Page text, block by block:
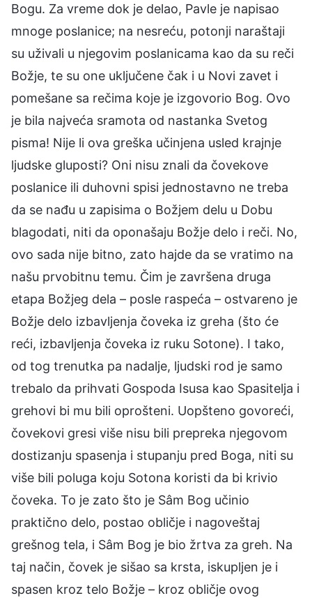
Bogu. Za vreme dok je delao, Pavle je napisao
mnoge poslanice; na nesreću, potonji naraštaji
su uživali u njegovim poslanicama kao da su reči
Božje, te su one uključene čak i u Novi zavet i
pomešane sa rečima koje je izgovorio Bog. Ovo
je bila najveća sramota od nastanka Svetog
pisma! Nije li ova greška učinjena usled krajnje
ljudske gluposti? Oni nisu znali da čovekove
poslanice ili duhovni spisi jednostavno ne treba
da se nađu u zapisima o Božjem delu u Dobu
blagodati, niti da oponašaju Božje delo i reči. No,
ovo sada nije bitno, zato hajde da se vratimo na
našu prvobitnu temu. Čim je završena druga
etapa Božjeg dela – posle raspeća – ostvareno je
Božje delo izbavljenja čoveka iz greha (što će
reći, izbavljenja čoveka iz ruku Sotone). I tako,
od tog trenutka pa nadalje, ljudski rod je samo
trebalo da prihvati Gospoda Isusa kao Spasitelja i
grehovi bi mu bili oprošteni. Uopšteno govoreći,
čovekovi gresi više nisu bili prepreka njegovom
dostizanju spasenja i stupanju pred Boga, niti su
više bili poluga koju Sotona koristi da bi krivio
čoveka. To je zato što je Sâm Bog učinio
praktično delo, postao obličje i nagoveštaj
grešnog tela, i Sâm Bog je bio žrtva za greh. Na
taj način, čovek je sišao sa krsta, iskupljen je i
spasen kroz telo Božje – kroz obličje ovog